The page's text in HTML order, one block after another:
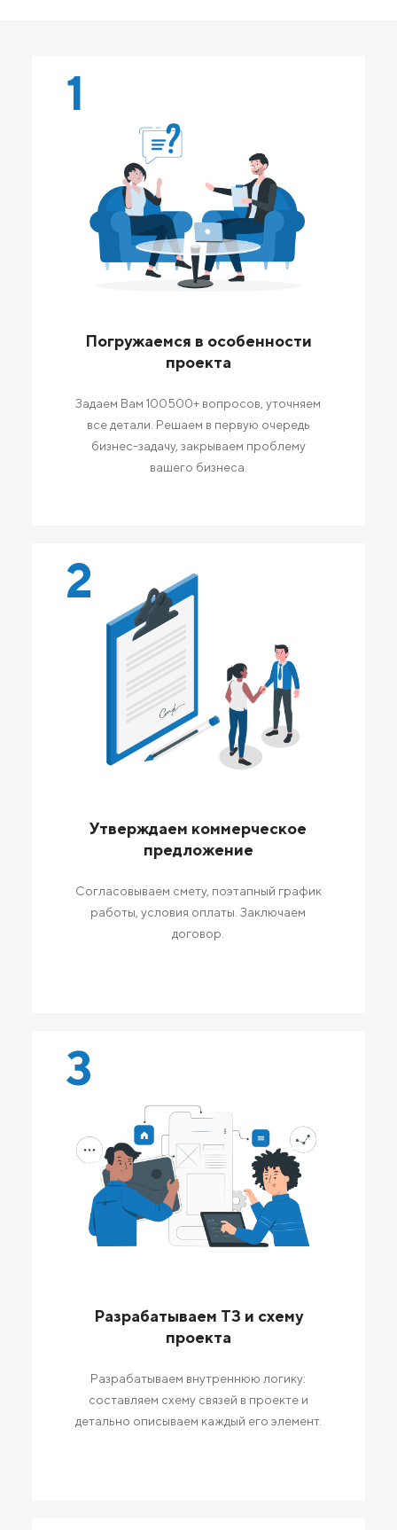
1
Погружаемся в особенности
проекта
Задаем Вам 100500+ вопросов, уточняем
все детали. Решаем в первую очередь
бизнес-задачу, закрываем проблему
вашего бизнеса.
2
Утверждаем коммерческое
предложение
Согласовываем смету, поэтапный график
работы, условия оплаты. Заключаем
договор.
3
Разрабатываем ТЗ и схему
проекта
Разрабатываем внутреннюю логику:
составляем схему связей в проекте и
детально описываем каждый его элемент.